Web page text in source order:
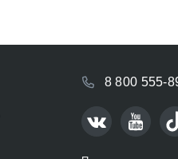
8 800 555-